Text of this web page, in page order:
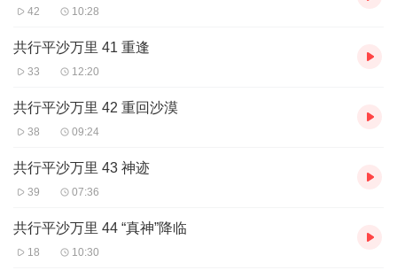
42 10:28
共行平沙万里 41 重逢
33 12:20
共行平沙万里 42 重回沙漠
38 09:24
共行平沙万里 43 神迹
39 07:36
共行平沙万里 44 “真神”降临
18 10:30